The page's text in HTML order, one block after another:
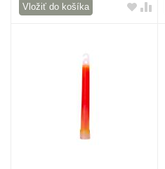
Vložiť do košíka